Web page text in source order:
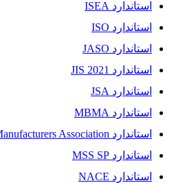
استاندارد ISEA
استاندارد ISO
استاندارد JASO
استاندارد JIS 2021
استاندارد JSA
استاندارد MBMA
استاندارد Metal Building Manufacturers Association
استاندارد MSS SP
استاندارد NACE